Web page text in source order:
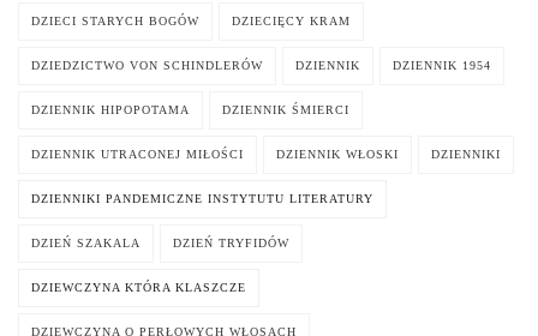
DZIECI STARYCH BOGÓW DZIECIĘCY KRAM
DZIEDZICTWO VON SCHINDLERÓW DZIENNIK DZIENNIK 1954
DZIENNIK HIPOPOTAMA DZIENNIK ŚMIERCI
DZIENNIK UTRACONEJ MIŁOŚCI DZIENNIK WŁOSKI DZIENNIKI
DZIENNIKI PANDEMICZNE INSTYTUTU LITERATURY
DZIEŃ SZAKALA DZIEŃ TRYFIDÓW
DZIEWCZYNA KTÓRA KLASZCZE
DZIEWCZYNA O PERŁOWYCH WŁOSACH